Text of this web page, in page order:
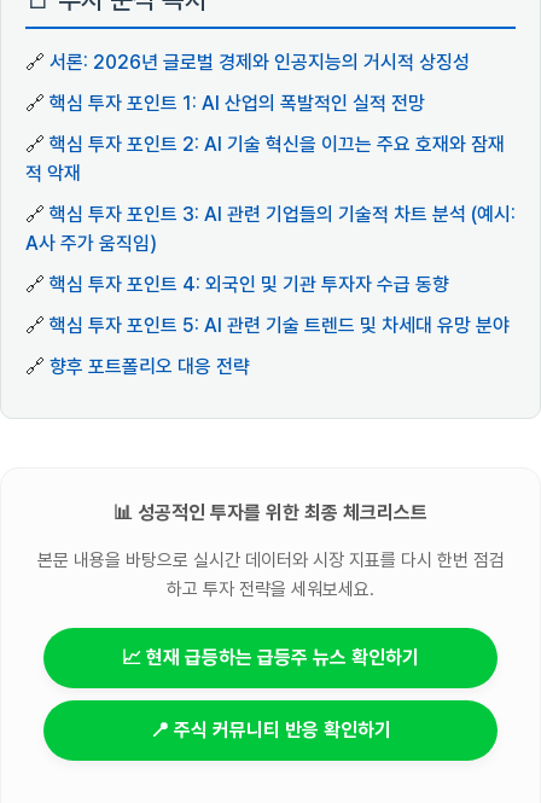
🔗 서론: 2026년 글로벌 경제와 인공지능의 거시적 상징성
🔗 핵심 투자 포인트 1: AI 산업의 폭발적인 실적 전망
🔗 핵심 투자 포인트 2: AI 기술 혁신을 이끄는 주요 호재와 잠재
적 악재
🔗 핵심 투자 포인트 3: AI 관련 기업들의 기술적 차트 분석 (예시:
A사 주가 움직임)
🔗 핵심 투자 포인트 4: 외국인 및 기관 투자자 수급 동향
🔗 핵심 투자 포인트 5: AI 관련 기술 트렌드 및 차세대 유망 분야
🔗 향후 포트폴리오 대응 전략
📊 성공적인 투자를 위한 최종 체크리스트
본문 내용을 바탕으로 실시간 데이터와 시장 지표를 다시 한번 점검
하고 투자 전략을 세워보세요.
📈 현재 급등하는 급등주 뉴스 확인하기
📍 주식 커뮤니티 반응 확인하기